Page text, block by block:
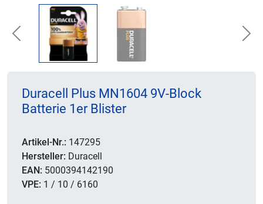
Previous
Duracell Plus MN1604 9V-Block
Batterie 1er Blister
Artikel-Nr.: 147295
Hersteller: Duracell
EAN: 5000394142190
VPE: 1 / 10 / 6160